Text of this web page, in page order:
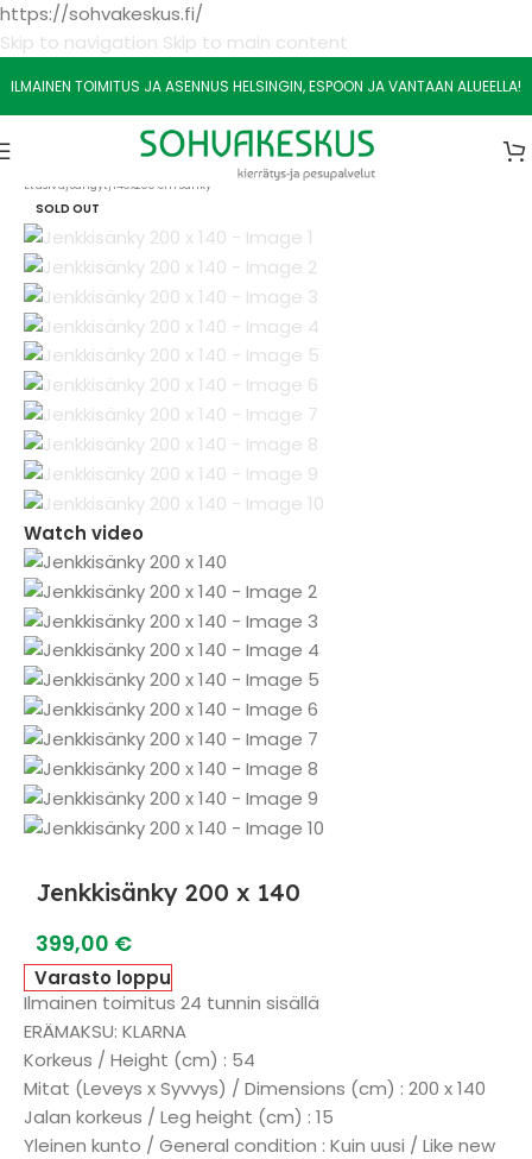
https://sohvakeskus.fi/
Skip to navigation Skip to main content
ILMAINEN TOIMITUS JA ASENNUS HELSINGIN, ESPOON JA VANTAAN ALUEELLA!
Etusivu/Sängyt/ 140x200 cm Sänky
SOLD OUT
Watch video
Jenkkisänky 200 x 140
399,00 €
Varasto loppu
Ilmainen toimitus 24 tunnin sisällä
ERÄMAKSU: KLARNA
Korkeus / Height (cm) : 54
Mitat (Leveys x Syvvys) / Dimensions (cm) : 200 x 140
Jalan korkeus / Leg height (cm) : 15
Yleinen kunto / General condition : Kuin uusi / Like new